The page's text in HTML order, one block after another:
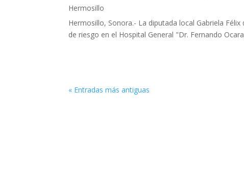
Hermosillo
Hermosillo, Sonora.- La diputada local Gabriela
de riesgo en el Hospital General "Dr. Fernando
« Entradas más antiguas